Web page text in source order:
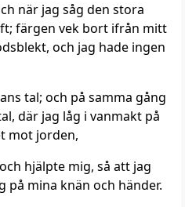
när jag såg den stora
färgen vek bort ifrån mitt
och jag hade ingen
tal; och på samma gång
där jag låg i vanmakt på
mot jorden,
hjälpte mig, så att jag
på mina knän och händer.